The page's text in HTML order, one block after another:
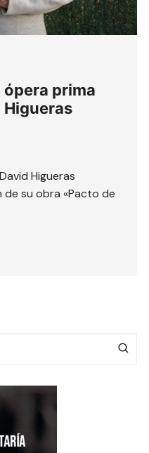
ópera prima
Higueras
su obra «Pacto de